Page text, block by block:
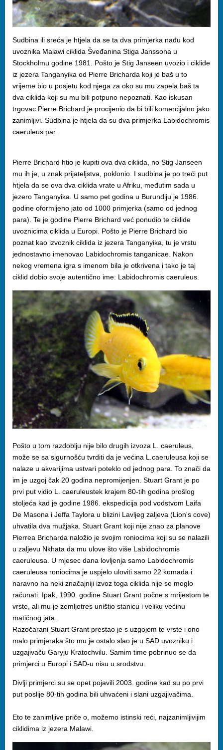
Sudbina ili sreća je htjela da se ta dva primjerka nađu kod
uvoznika Malawi ciklida Šveđanina Stiga Janssona u
Stockholmu godine 1981. Pošto je Stig Janseen uvozio i ciklide
iz jezera Tanganyika od Pierre Bricharda koji je baš u to
vrijeme bio u posjetu kod njega za oko su mu zapela baš ta
dva ciklida koji su mu bili potpuno nepoznati. Kao iskusan
trgovac Pierre Brichard je procijenio da bi bili komercijalno jako
zanimljivi. Sudbina je htjela da su dva primjerka Labidochromis
caeruleus par.
Pierre Brichard htio je kupiti ova dva ciklida, no Stig Janseen
mu ih je, u znak prijateljstva, poklonio. I sudbina je po treći put
htjela da se ova dva ciklida vrate u Afriku, međutim sada u
jezero Tanganyika. U samo pet godina u Burundiju je 1986.
godine oformljeno jato od 1000 primjerka (samo od jednog
para). Te je godine Pierre Brichard već ponudio te ciklide
uvoznicima ciklida u Europi. Pošto je Pierre Brichard bio
poznat kao izvoznik ciklida iz jezera Tanganyika, tu je vrstu
jednostavno imenovao Labidochromis tanganicae. Nakon
nekog vremena igra s imenom bila je otkrivena i tako je taj
ciklid dobio svoje autentično ime: Labidochromis caeruleus.
Pošto u tom razdoblju nije bilo drugih izvoza L. caeruleus,
može se sa sigurnošću tvrditi da je većina L.caeruleusa koji se
nalaze u akvarijima ustvari poteklo od jednog para. To znači da
im je uzgoj čak 20 godina nepromijenjen. Stuart Grant je po
prvi put vidio L. caeruleustek krajem 80-tih godina prošlog
stoljeća kad je godine 1986. ekspedicija pod vodstvom Laifa
De Masona i Jeffa Taylora u blizini Lavljeg zaljeva (Lion's cove)
uhvatila dva mužjaka. Stuart Grant koji nije znao za planove
Pierrea Bricharda naložio je svojim roniocima koji su se nalazili
u zaljevu Nkhata da mu ulove što više Labidochromis
caeruleusa. U mjesec dana lovljenja samo Labidochromis
caeruleusa roniocima je uspjelo uloviti samo 22 komada i
naravno na neki značajniji izvoz toga ciklida nije se moglo
računati. Ipak, 1990. godine Stuart Grant počne s mrijestom te
vrste, ali mu je zemljotres uništio stanicu i veliku većinu
matičnog jata.
Razočarani Stuart Grant prestao je s uzgojem te vrste i ono
malo primjeraka što mu je ostalo slao je u SAD uvozniku i
uzgajivaču Garyju Kratochvilu. Samim time pobrinuo se da
primjerci u Europi i SAD-u nisu u srodstvu.
Divlji primjerci su se opet pojavili 2003. godine kad su po prvi
put poslije 80-tih godina bili uhvaćeni i slani uzgajivačima.
Eto te zanimljive priče o, možemo istinski reći, najzanimljivijim
ciklidima iz jezera Malawi.